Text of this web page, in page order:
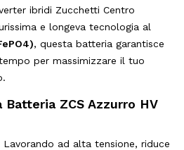
ibridi Zucchetti Centro
e longeva tecnologia al
, questa batteria garantisce
per massimizzare il tuo
ZCS Azzurro HV
Lavorando ad alta tensione, riduce